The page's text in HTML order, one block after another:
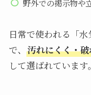
野外での掲示物や
日常で使われる「
で、 汚れにくく・
して選ばれています。